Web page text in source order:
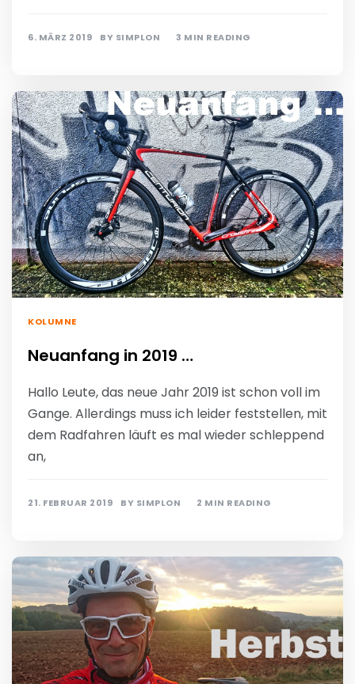
6. MÄRZ 2019 BY SIMPLON 3 MIN READING
KOLUMNE
Neuanfang in 2019 …
Hallo Leute, das neue Jahr 2019 ist schon voll im
Gange. Allerdings muss ich leider feststellen, mit
dem Radfahren läuft es mal wieder schleppend
an,
21. FEBRUAR 2019 BY SIMPLON 2 MIN READING